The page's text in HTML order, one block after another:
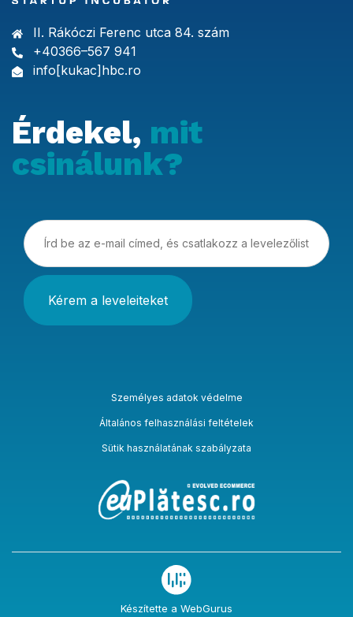
II. Rákóczi Ferenc utca 84. szám
+40366–567 941
info[kukac]hbc.ro
Érdekel, mit
csinálunk?
Írd be az e-mail címed, és csatlakozz a
Személyes adatok védelme
Általános felhasználási feltételek
Sütik használatának szabályzata
Készítette a WebGurus